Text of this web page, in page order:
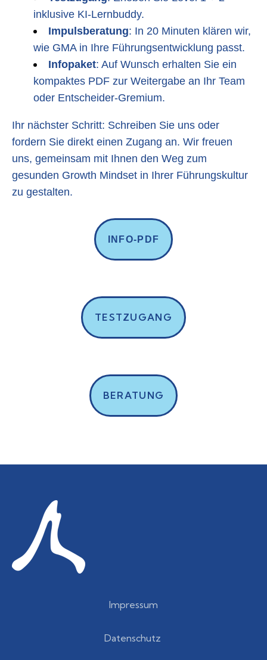
inklusive KI-Lernbuddy.
Impulsberatung: In 20 Minuten klären wir,
wie GMA in Ihre Führungsentwicklung passt.
Infopaket: Auf Wunsch erhalten Sie ein
kompaktes PDF zur Weitergabe an Ihr Team
oder Entscheider-Gremium.
Ihr nächster Schritt: Schreiben Sie uns oder
fordern Sie direkt einen Zugang an. Wir freuen
uns, gemeinsam mit Ihnen den Weg zum
gesunden Growth Mindset in Ihrer Führungskultur
zu gestalten.
INFO-PDF
TESTZUGANG
BERATUNG
Impressum
Datenschutz